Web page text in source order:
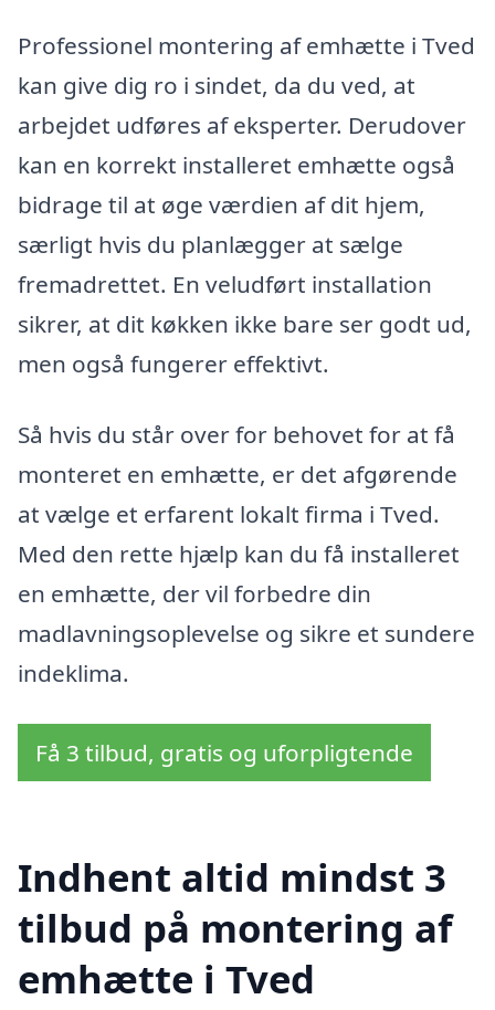
Professionel montering af emhætte i Tved
kan give dig ro i sindet, da du ved, at
arbejdet udføres af eksperter. Derudover
kan en korrekt installeret emhætte også
bidrage til at øge værdien af dit hjem,
særligt hvis du planlægger at sælge
fremadrettet. En veludført installation
sikrer, at dit køkken ikke bare ser godt ud,
men også fungerer effektivt.
Så hvis du står over for behovet for at få
monteret en emhætte, er det afgørende
at vælge et erfarent lokalt firma i Tved.
Med den rette hjælp kan du få installeret
en emhætte, der vil forbedre din
madlavningsoplevelse og sikre et sundere
indeklima.
Få 3 tilbud, gratis og uforpligtende
Indhent altid mindst 3
tilbud på montering af
emhætte i Tved